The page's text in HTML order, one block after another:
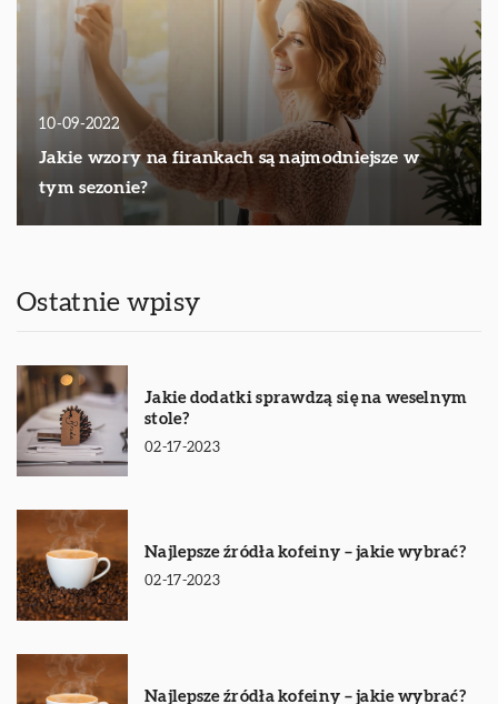
10-09-2022
Jakie wzory na firankach są najmodniejsze w
tym sezonie?
Ostatnie wpisy
Jakie dodatki sprawdzą się na weselnym
stole?
02-17-2023
Najlepsze źródła kofeiny – jakie wybrać?
02-17-2023
Najlepsze źródła kofeiny – jakie wybrać?